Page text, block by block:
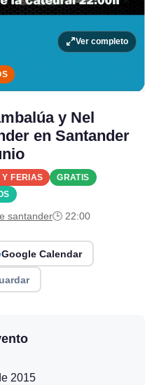
Ver completo
y Nel
en Santander
Y FERIAS
GRATIS
santander🕒 22:00
Google Calendar
2015